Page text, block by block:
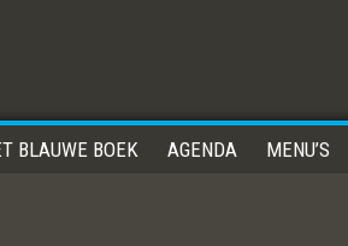
BLAUWE BOEK AGENDA MENU’S